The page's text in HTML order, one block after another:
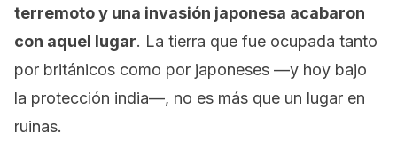
terremoto y una invasión japonesa acabaron
con aquel lugar. La tierra que fue ocupada tanto
por británicos como por japoneses —y hoy bajo
la protección india—, no es más que un lugar en
ruinas.